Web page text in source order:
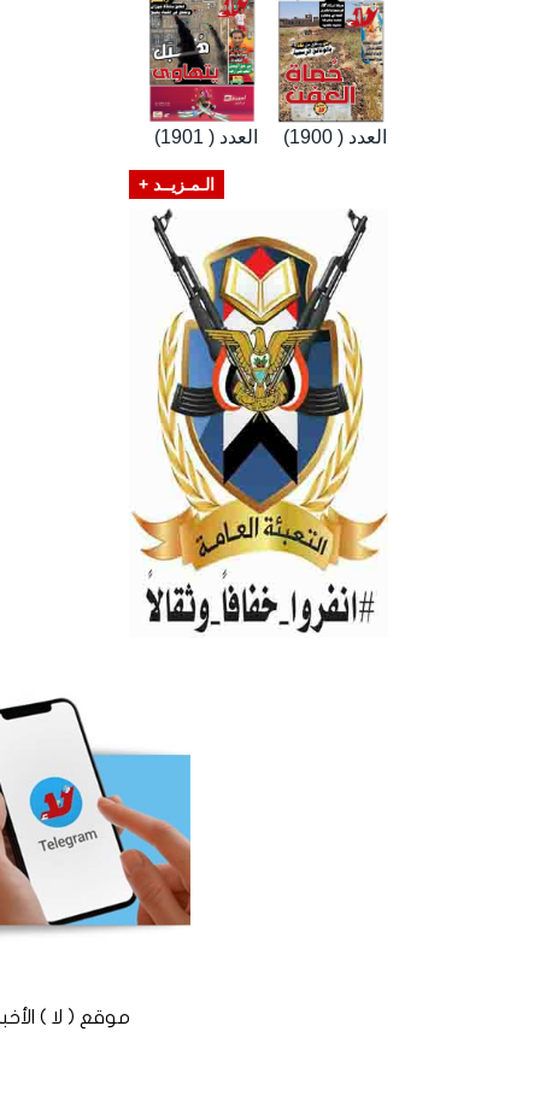
العدد ( 1901) العدد ( 1900)
الـمـزيــد +
موقع ( لا ) الأخباري المستقل ©